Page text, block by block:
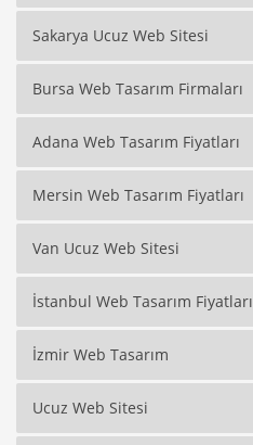
Sakarya Ucuz Web Sitesi
Bursa Web Tasarım Firmaları
Adana Web Tasarım Fiyatları
Mersin Web Tasarım Fiyatları
Van Ucuz Web Sitesi
İstanbul Web Tasarım Fiyatları
İzmir Web Tasarım
Ucuz Web Sitesi